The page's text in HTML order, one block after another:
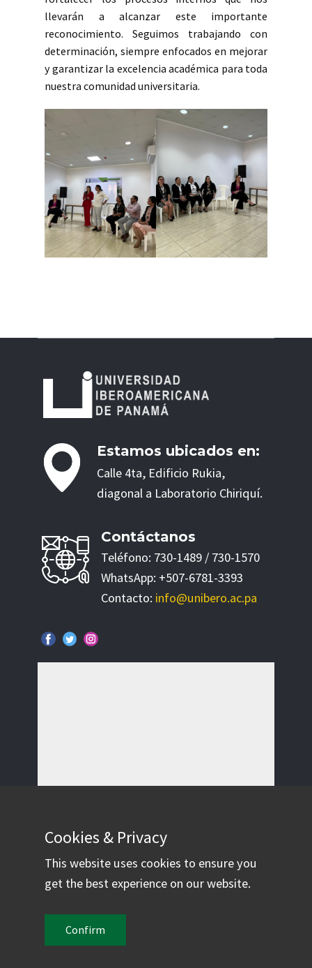
llevarán a alcanzar este importante
reconocimiento. Seguimos trabajando con
determinación, siempre enfocados en mejorar
y garantizar la excelencia académica para toda
nuestra comunidad universitaria.
Estamos ubicados en:
Calle 4ta, Edificio Rukia,
diagonal a Laboratorio Chiriquí.
Contáctanos
Teléfono: 730-1489 / 730-1570
WhatsApp: +507-6781-3393
Contacto: info@unibero.ac.pa
Cookies & Privacy
This website uses cookies to ensure you
get the best experience on our website.
Confirm